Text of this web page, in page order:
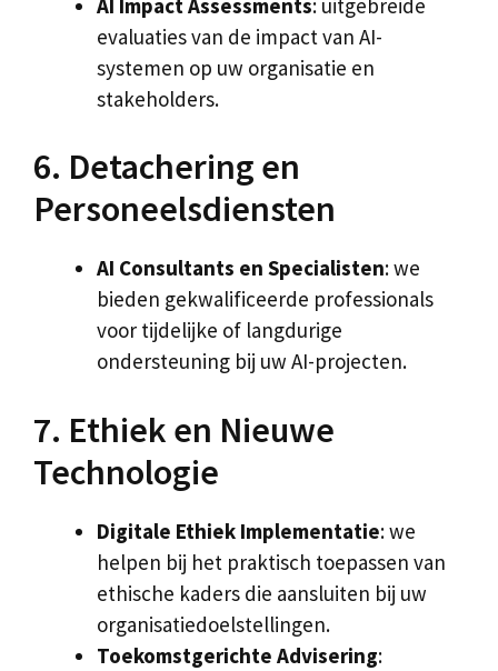
evaluaties van de impact van AI-
systemen op uw organisatie en
stakeholders.
6. Detachering en
Personeelsdiensten
AI Consultants en Specialisten: we
bieden gekwalificeerde professionals
voor tijdelijke of langdurige
ondersteuning bij uw AI-projecten.
7. Ethiek en Nieuwe
Technologie
Digitale Ethiek Implementatie: we
helpen bij het praktisch toepassen van
ethische kaders die aansluiten bij uw
organisatiedoelstellingen.
Toekomstgerichte Advisering: